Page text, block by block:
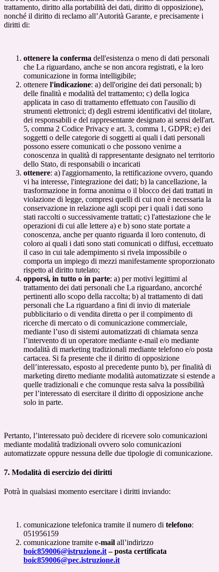
trattamento, diritto alla portabilità dei dati, diritto di opposizione),
nonché il diritto di reclamo all’Autorità Garante, e precisamente i
diritti di:
ottenere la conferma dell'esistenza o meno di dati personali
che La riguardano, anche se non ancora registrati, e la loro
comunicazione in forma intelligibile;
ottenere l'indicazione: a) dell'origine dei dati personali; b)
delle finalità e modalità del trattamento; c) della logica
applicata in caso di trattamento effettuato con l'ausilio di
strumenti elettronici; d) degli estremi identificativi del titolare,
dei responsabili e del rappresentante designato ai sensi dell'art.
5, comma 2 Codice Privacy e art. 3, comma 1, GDPR; e) dei
soggetti o delle categorie di soggetti ai quali i dati personali
possono essere comunicati o che possono venirne a
conoscenza in qualità di rappresentante designato nel territorio
dello Stato, di responsabili o incaricati
ottenere: a) l'aggiornamento, la rettificazione ovvero, quando
vi ha interesse, l'integrazione dei dati; b) la cancellazione, la
trasformazione in forma anonima o il blocco dei dati trattati in
violazione di legge, compresi quelli di cui non è necessaria la
conservazione in relazione agli scopi per i quali i dati sono
stati raccolti o successivamente trattati; c) l'attestazione che le
operazioni di cui alle lettere a) e b) sono state portate a
conoscenza, anche per quanto riguarda il loro contenuto, di
coloro ai quali i dati sono stati comunicati o diffusi, eccettuato
il caso in cui tale adempimento si rivela impossibile o
comporta un impiego di mezzi manifestamente sproporzionato
rispetto al diritto tutelato;
opporsi, in tutto o in parte: a) per motivi legittimi al
trattamento dei dati personali che La riguardano, ancorché
pertinenti allo scopo della raccolta; b) al trattamento di dati
personali che La riguardano a fini di invio di materiale
pubblicitario o di vendita diretta o per il compimento di
ricerche di mercato o di comunicazione commerciale,
mediante l’uso di sistemi automatizzati di chiamata senza
l’intervento di un operatore mediante e-mail e/o mediante
modalità di marketing tradizionali mediante telefono e/o posta
cartacea. Si fa presente che il diritto di opposizione
dell’interessato, esposto al precedente punto b), per finalità di
marketing diretto mediante modalità automatizzate si estende a
quelle tradizionali e che comunque resta salva la possibilità
per l’interessato di esercitare il diritto di opposizione anche
solo in parte.
Pertanto, l’interessato può decidere di ricevere solo comunicazioni
mediante modalità tradizionali ovvero solo comunicazioni
automatizzate oppure nessuna delle due tipologie di comunicazione.
7. Modalità di esercizio dei diritti
Potrà in qualsiasi momento esercitare i diritti inviando:
comunicazione telefonica tramite il numero di telefono:
051956159
comunicazione tramite e-mail all’indirizzo
boic859006@istruzione.it– posta certificata
boic859006@pec.istruzione.it